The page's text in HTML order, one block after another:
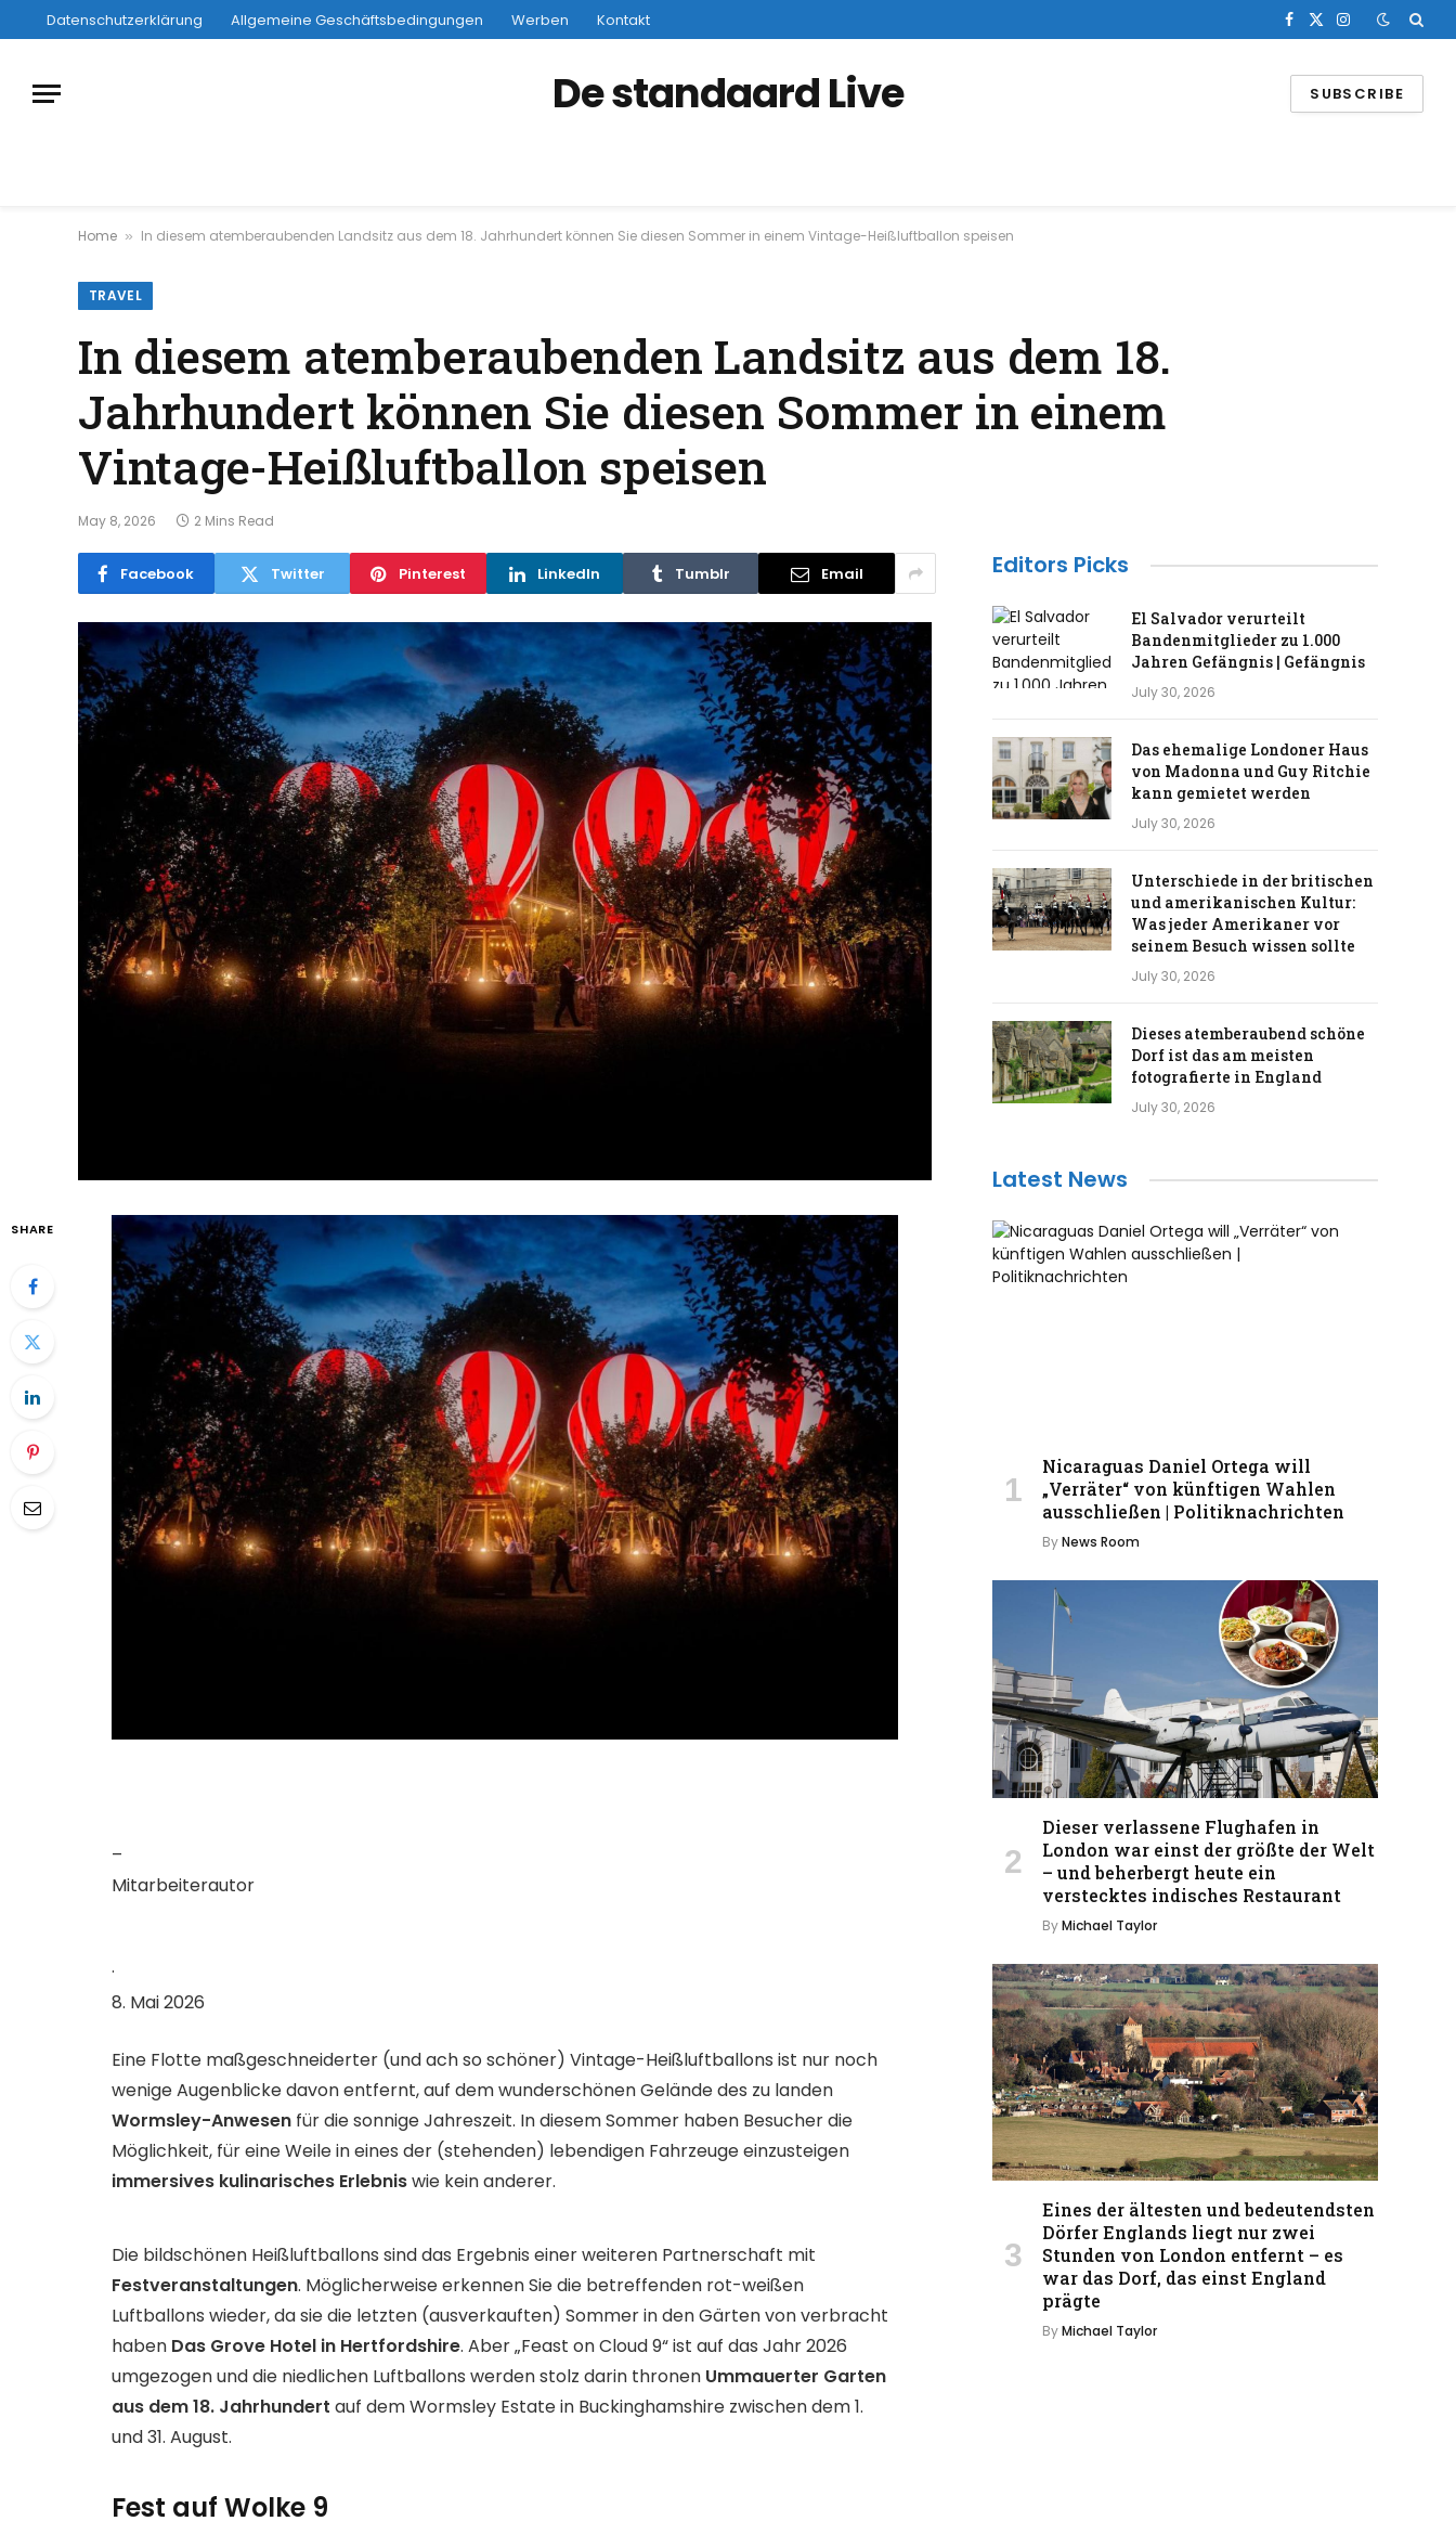
Datenschutzerklärung Allgemeine Geschäftsbedingungen Werben Kontakt Facebook
X
Instagram
De standaard Live SUBSCRIBE
Home » In diesem atemberaubenden Landsitz aus dem 18. Jahrhundert können Sie diesen Sommer in einem Vintage-Heißluftballon speisen
TRAVEL
In diesem atemberaubenden Landsitz aus dem 18.
Jahrhundert können Sie diesen Sommer in einem
Vintage-Heißluftballon speisen
May 8, 2026 2 Mins Read
Facebook Twitter Pinterest LinkedIn Tumblr Email
SHARE
–
Mitarbeiterautor
·
8. Mai 2026
Eine Flotte maßgeschneiderter (und ach so schöner) Vintage-Heißluftballons ist nur noch
wenige Augenblicke davon entfernt, auf dem wunderschönen Gelände des zu landen
Wormsley-Anwesen für die sonnige Jahreszeit. In diesem Sommer haben Besucher die
Möglichkeit, für eine Weile in eines der (stehenden) lebendigen Fahrzeuge einzusteigen
immersives kulinarisches Erlebniswie kein anderer.
Die bildschönen Heißluftballons sind das Ergebnis einer weiteren Partnerschaft mit
Festveranstaltungen. Möglicherweise erkennen Sie die betreffenden rot-weißen
Luftballons wieder, da sie die letzten (ausverkauften) Sommer in den Gärten von verbracht
haben Das Grove Hotel in Hertfordshire. Aber „Feast on Cloud 9“ ist auf das Jahr 2026
umgezogen und die niedlichen Luftballons werden stolz darin thronen Ummauerter Garten
aus dem 18. Jahrhundert auf dem Wormsley Estate in Buckinghamshire zwischen dem 1.
und 31. August.
Fest auf Wolke 9
Editors Picks
El Salvador verurteilt
Bandenmitglieder zu 1.000
Jahren Gefängnis | Gefängnis
July 30, 2026
Das ehemalige Londoner Haus
von Madonna und Guy Ritchie
kann gemietet werden
July 30, 2026
Unterschiede in der britischen
und amerikanischen Kultur:
Was jeder Amerikaner vor
seinem Besuch wissen sollte
July 30, 2026
Dieses atemberaubend schöne
Dorf ist das am meisten
fotografierte in England
July 30, 2026
Latest News
Nicaraguas Daniel Ortega will
„Verräter“ von künftigen Wahlen
ausschließen | Politiknachrichten
ByNews Room
Dieser verlassene Flughafen in
London war einst der größte der Welt
– und beherbergt heute ein
verstecktes indisches Restaurant
ByMichael Taylor
Eines der ältesten und bedeutendsten
Dörfer Englands liegt nur zwei
Stunden von London entfernt – es
war das Dorf, das einst England
prägte
ByMichael Taylor